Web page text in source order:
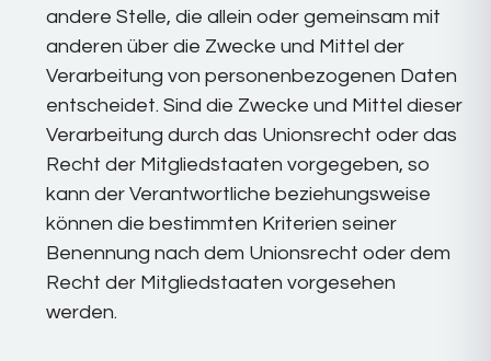
andere Stelle, die allein oder gemeinsam mit
anderen über die Zwecke und Mittel der
Verarbeitung von personenbezogenen Daten
entscheidet. Sind die Zwecke und Mittel dieser
Verarbeitung durch das Unionsrecht oder das
Recht der Mitgliedstaaten vorgegeben, so
kann der Verantwortliche beziehungsweise
können die bestimmten Kriterien seiner
Benennung nach dem Unionsrecht oder dem
Recht der Mitgliedstaaten vorgesehen
werden.